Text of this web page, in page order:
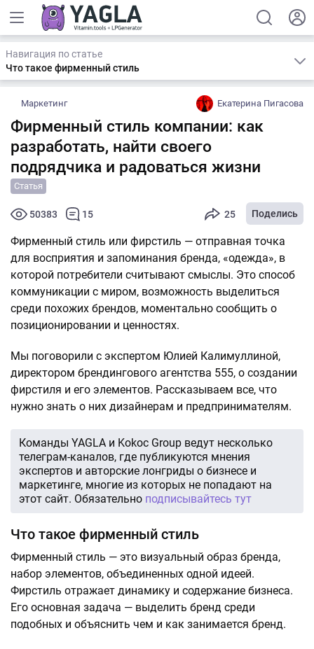
Навигация по статье
Что такое фирменный стиль
Маркетинг Екатерина Пигасова
Фирменный стиль компании: как
разработать, найти своего
подрядчика и радоваться жизни
Статья
50383 15 25 Поделись
Фирменный стиль или фирстиль — отправная точка
для восприятия и запоминания бренда, «одежда», в
которой потребители считывают смыслы. Это способ
коммуникации с миром, возможность выделиться
среди похожих брендов, моментально сообщить о
позиционировании и ценностях.
Мы поговорили с экспертом Юлией Калимуллиной,
директором брендингового агентства 555, о создании
фирстиля и его элементов. Рассказываем все, что
нужно знать о них дизайнерам и предпринимателям.
Команды YAGLA и Kokoc Group ведут несколько
телеграм-каналов, где публикуются мнения
экспертов и авторские лонгриды о бизнесе и
маркетинге, многие из которых не попадают на
этот сайт. Обязательно подписывайтесь тут
Что такое фирменный стиль
Фирменный стиль — это визуальный образ бренда,
набор элементов, объединенных одной идеей.
Фирстиль отражает динамику и содержание бизнеса.
Его основная задача — выделить бренд среди
подобных и объяснить чем и как занимается бренд.